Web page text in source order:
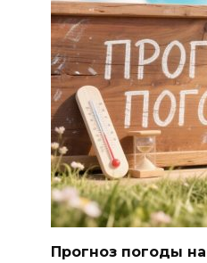
Прогноз погоды на